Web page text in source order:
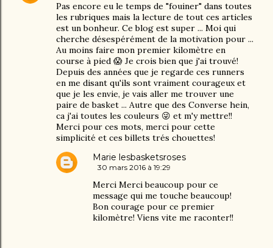
Pas encore eu le temps de "fouiner" dans toutes
les rubriques mais la lecture de tout ces articles
est un bonheur. Ce blog est super ... Moi qui
cherche désespérément de la motivation pour ...
Au moins faire mon premier kilomètre en
course à pied 😱 Je crois bien que j'ai trouvé!
Depuis des années que je regarde ces runners
en me disant qu'ils sont vraiment courageux et
que je les envie, je vais aller me trouver une
paire de basket ... Autre que des Converse hein,
ca j'ai toutes les couleurs 😜 et m'y mettre!!
Merci pour ces mots, merci pour cette
simplicité et ces billets trés chouettes!
Marie lesbasketsroses
30 mars 2016 à 19:29
Merci Merci beaucoup pour ce
message qui me touche beaucoup!
Bon courage pour ce premier
kilomètre! Viens vite me raconter!!